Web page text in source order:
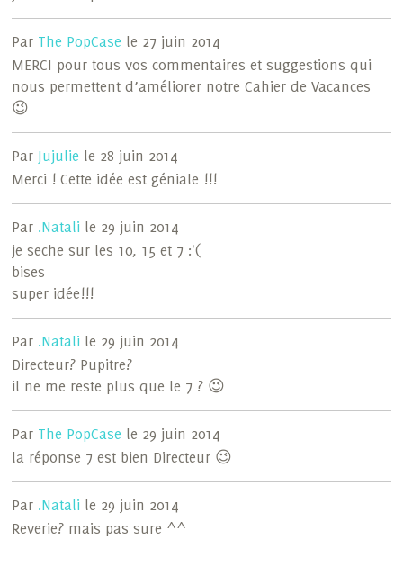
Par The PopCase le 27 juin 2014
MERCI pour tous vos commentaires et suggestions qui
nous permettent d’améliorer notre Cahier de Vacances
😉
Par Jujulie le 28 juin 2014
Merci ! Cette idée est géniale !!!
Par .Natali le 29 juin 2014
je seche sur les 10, 15 et 7 :'(
bises
super idée!!!
Par .Natali le 29 juin 2014
Directeur? Pupitre?
il ne me reste plus que le 7 ? 😉
Par The PopCase le 29 juin 2014
la réponse 7 est bien Directeur 😉
Par .Natali le 29 juin 2014
Reverie? mais pas sure ^^